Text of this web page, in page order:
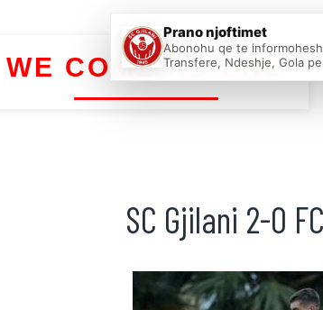
WE COME AS ONE
SC Gjilani 2-0
Prano njoftimet
Abonohu qe te
Transfere, Ndeshje, Gola